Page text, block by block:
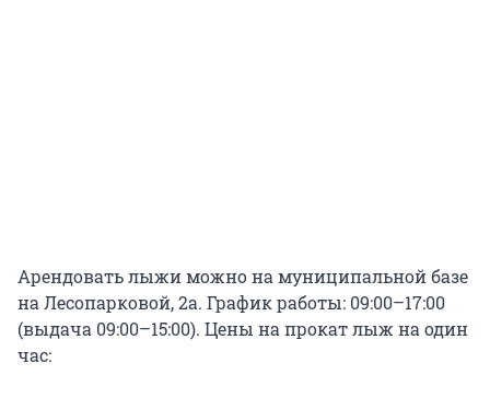
Арендовать лыжи можно на муниципальной базе
на Лесопарковой, 2а. График работы: 09:00–17:00
(выдача 09:00–15:00). Цены на прокат лыж на один
час: